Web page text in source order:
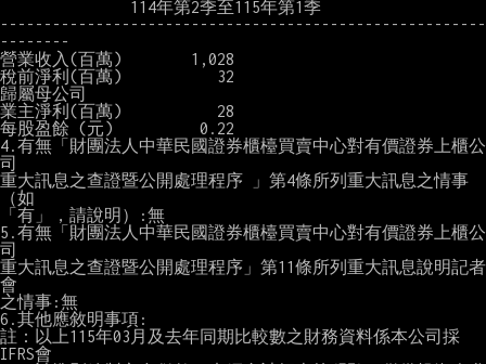
--------------------------------------------------------
--------
營業收入(百萬)        1,028
稅前淨利(百萬)           32
歸屬母公司
業主淨利(百萬)           28
每股盈餘 (元)          0.22
4.有無「財團法人中華民國證券櫃檯買賣中心對有價證券上櫃公
司
重大訊息之查證暨公開處理程序 」第4條所列重大訊息之情事
（如
「有」，請說明）:無
5.有無「財團法人中華民國證券櫃檯買賣中心對有價證券上櫃公
司
重大訊息之查證暨公開處理程序」第11條所列重大訊息說明記者
會
之情事:無
6.其他應敘明事項:
註：以上115年03月及去年同期比較數之財務資料係本公司採
IFRS會